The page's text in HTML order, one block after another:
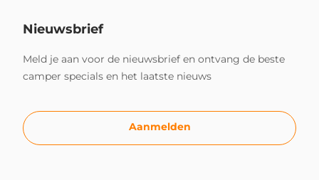
Nieuwsbrief
Meld je aan voor de nieuwsbrief en ontvang de beste
camper specials en het laatste nieuws
Aanmelden